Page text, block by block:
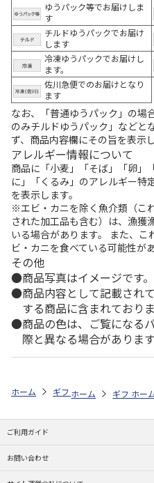
ゆうパック等でお届けしま
す
チルドゆうパックでお届け
します
冷凍ゆうパックでお届けし
ます。
佐川急便でのお届けとなり
ます
なお、「普通ゆうパック」の場
のみチルドゆうパック」などと
ず、商品内容欄にその旨を表示
アレルギー情報について
商品に「小麦」「そば」「卵」
に」「くるみ」のアレルギー特
を表示します。
※エビ・カニを除く魚介類（こ
された加工品も含む）は、漁獲
いる場合があります。 また、
ビ・カニを食べている可能性が
その他
商品写真はイメージです。
商品内容として記載され
する商品に含まれておりま
商品の色は、ご覧になる
際と異なる場合があります
ホーム ギフト通販 内祝い・お
ホーム ギフト通販
ホー
ご利用ガイド
お問い合わせ